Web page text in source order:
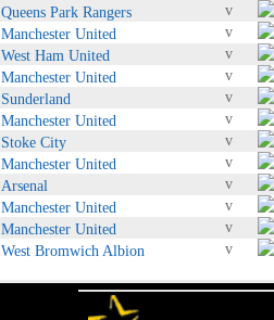
Queens Park Rangers
v
Manchester United
v
West Ham United
v
Manchester United
v
Sunderland
v
Manchester United
v
Stoke City
v
Manchester United
v
Arsenal
v
Manchester United
v
Manchester United
v
West Bromwich Albion v